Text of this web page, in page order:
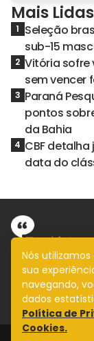
Mais Lidas
1 Seleção
sub-15
2 Vitória sofre
sem vencer
3 Paraná
pontos
da Bahia
4 CBF
data do
Informação
SIGA
Nós
sua
navegando,
dados
Política de
Cookies.